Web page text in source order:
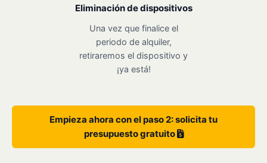
Eliminación de dispositivos
Una vez que finalice el
periodo de alquiler,
retiraremos el dispositivo y
¡ya está!
Empieza ahora con el paso 2: solicita tu
presupuesto gratuito